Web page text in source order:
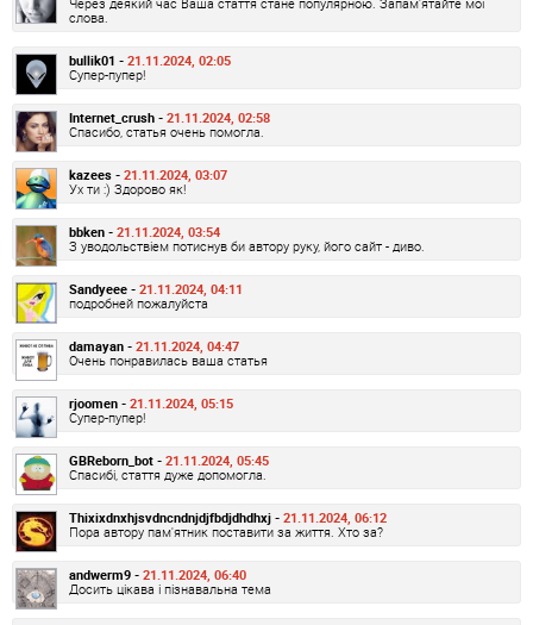
слова.
bullik01 - 21.11.2024, 02:05
Супер-пупер!
Internet_crush - 21.11.2024, 02:58
Спасибо, статья очень помогла.
kazees - 21.11.2024, 03:07
Ух ти :) Здорово як!
bbken - 21.11.2024, 03:54
З уводольствіем потиснув би автору руку, його сайт - диво.
Sandyeee - 21.11.2024, 04:11
подробней пожалуйста
damayan - 21.11.2024, 04:47
Очень понравилась ваша статья
rjoomen - 21.11.2024, 05:15
Супер-пупер!
GBReborn_bot - 21.11.2024, 05:45
Спасибі, стаття дуже допомогла.
Thixixdnxhjsvdncndnjdjfbdjdhdhxj - 21.11.2024, 06:12
Пора автору пам'ятник поставити за життя. Хто за?
andwerm9 - 21.11.2024, 06:40
Досить цікава і пізнавальна тема